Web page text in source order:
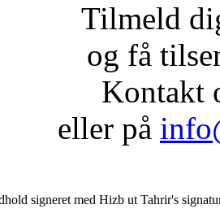
Tilmeld
og få
Kontakt
eller på
signeret med Hizb ut Tahrir's